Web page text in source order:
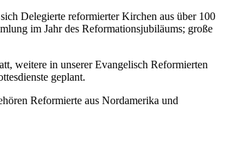
Delegierte reformierter Kirchen aus über 100
im Jahr des Reformationsjubiläums; große
weitere in unserer Evangelisch Reformierten
geplant.
Reformierte aus Nordamerika und